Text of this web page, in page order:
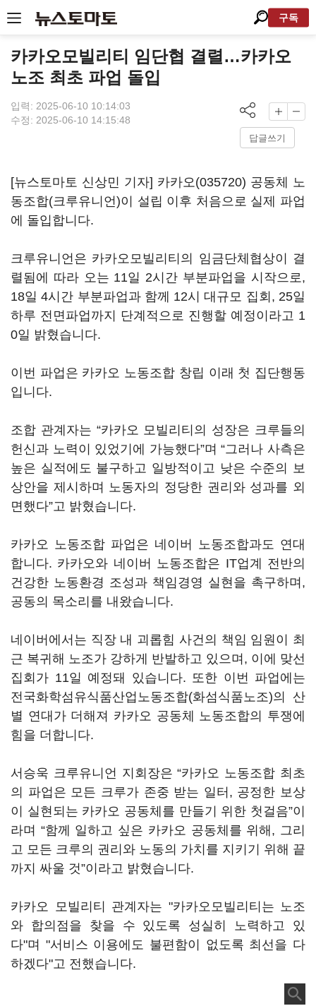
구독
카카오모빌리티 임단협 결렬…카카오
노조 최초 파업 돌입
입력: 2025-06-10 10:14:03
수정: 2025-06-10 14:15:48
답글쓰기
[뉴스토마토 신상민 기자] 카카오(035720) 공동체 노
동조합(크루유니언)이 설립 이후 처음으로 실제 파업
에 돌입합니다.
크루유니언은 카카오모빌리티의 임금단체협상이 결
렬됨에 따라 오는 11일 2시간 부분파업을 시작으로,
18일 4시간 부분파업과 함께 12시 대규모 집회, 25일
하루 전면파업까지 단계적으로 진행할 예정이라고 1
0일 밝혔습니다.
이번 파업은 카카오 노동조합 창립 이래 첫 집단행동
입니다.
조합 관계자는 “카카오 모빌리티의 성장은 크루들의
헌신과 노력이 있었기에 가능했다”며 “그러나 사측은
높은 실적에도 불구하고 일방적이고 낮은 수준의 보
상안을 제시하며 노동자의 정당한 권리와 성과를 외
면했다”고 밝혔습니다.
카카오 노동조합 파업은 네이버 노동조합과도 연대
합니다. 카카오와 네이버 노동조합은 IT업계 전반의
건강한 노동환경 조성과 책임경영 실현을 촉구하며,
공동의 목소리를 내왔습니다.
네이버에서는 직장 내 괴롭힘 사건의 책임 임원이 최
근 복귀해 노조가 강하게 반발하고 있으며, 이에 맞선
집회가 11일 예정돼 있습니다. 또한 이번 파업에는
전국화학섬유식품산업노동조합(화섬식품노조)의 산
별 연대가 더해져 카카오 공동체 노동조합의 투쟁에
힘을 더합니다.
서승욱 크루유니언 지회장은 “카카오 노동조합 최초
의 파업은 모든 크루가 존중 받는 일터, 공정한 보상
이 실현되는 카카오 공동체를 만들기 위한 첫걸음”이
라며 “함께 일하고 싶은 카카오 공동체를 위해, 그리
고 모든 크루의 권리와 노동의 가치를 지키기 위해 끝
까지 싸울 것”이라고 밝혔습니다.
카카오 모빌리티 관계자는 "카카오모빌리티는 노조
와 합의점을 찾을 수 있도록 성실히 노력하고 있
다"며 "서비스 이용에도 불편함이 없도록 최선을 다
하겠다"고 전했습니다.